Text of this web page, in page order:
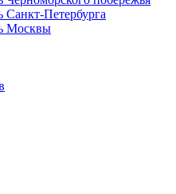
Петербурга
Москвы